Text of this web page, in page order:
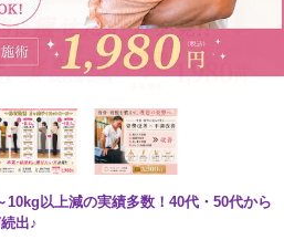
10kg以上減の実績多数！40代・50代から
出♪